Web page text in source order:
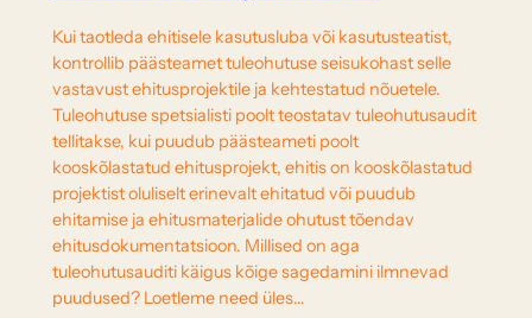
Kui taotleda ehitisele kasutusluba või kasutusteatist,
kontrollib päästeamet tuleohutuse seisukohast selle
vastavust ehitusprojektile ja kehtestatud nõuetele.
Tuleohutuse spetsialisti poolt teostatav tuleohutusaudit
tellitakse, kui puudub päästeameti poolt
kooskõlastatud ehitusprojekt, ehitis on kooskõlastatud
projektist oluliselt erinevalt ehitatud või puudub
ehitamise ja ehitusmaterjalide ohutust tõendav
ehitusdokumentatsioon. Millised on aga
tuleohutusauditi käigus kõige sagedamini ilmnevad
puudused? Loetleme need üles…